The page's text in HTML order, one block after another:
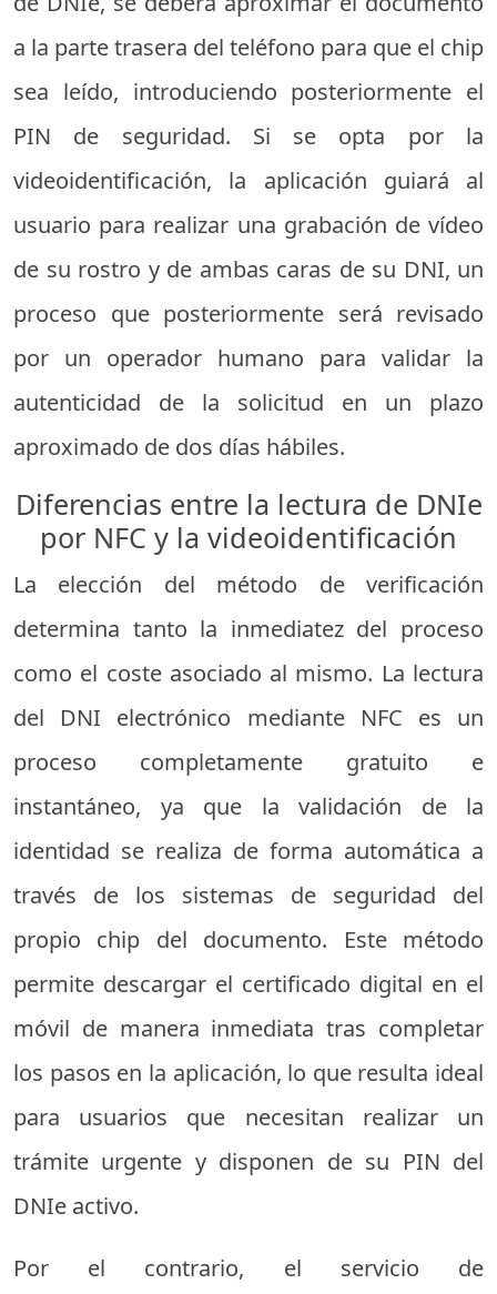
a la parte trasera del teléfono para que el chip
sea leído, introduciendo posteriormente el
PIN de seguridad. Si se opta por la
videoidentificación, la aplicación guiará al
usuario para realizar una grabación de vídeo
de su rostro y de ambas caras de su DNI, un
proceso que posteriormente será revisado
por un operador humano para validar la
autenticidad de la solicitud en un plazo
aproximado de dos días hábiles.
Diferencias entre la lectura de DNIe
por NFC y la videoidentificación
La elección del método de verificación
determina tanto la inmediatez del proceso
como el coste asociado al mismo. La lectura
del DNI electrónico mediante NFC es un
proceso completamente gratuito e
instantáneo, ya que la validación de la
identidad se realiza de forma automática a
través de los sistemas de seguridad del
propio chip del documento. Este método
permite descargar el certificado digital en el
móvil de manera inmediata tras completar
los pasos en la aplicación, lo que resulta ideal
para usuarios que necesitan realizar un
trámite urgente y disponen de su PIN del
DNIe activo.
Por el contrario, el servicio de